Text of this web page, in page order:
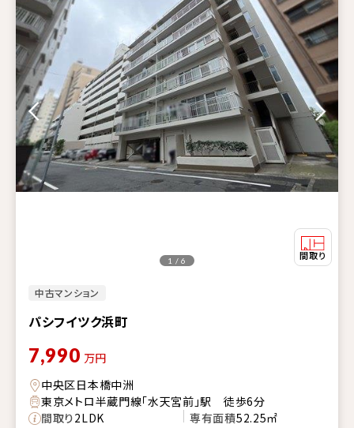
中古マンション
パシフイツク浜町
1 / 6
7,990 万円
中央区日本橋中洲
東京メトロ半蔵門線「水天宮前」駅 徒歩6分
間取り2LDK 専有面積52.25㎡